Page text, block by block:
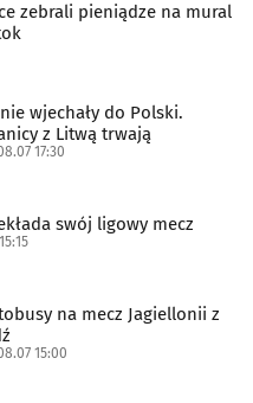
zebrali pieniądze na mural
wjechały do Polski.
z Litwą trwają
17:30
swój ligowy mecz
na mecz Jagiellonii z
15:00